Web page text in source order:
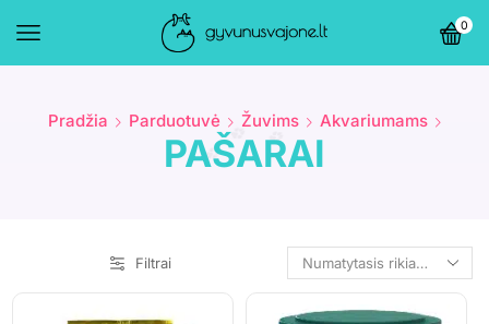
0
Pradžia Parduotuvė Žuvims Akvariumams
PAŠARAI
Filtrai